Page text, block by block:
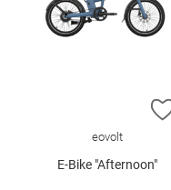
eovolt
E-Bike "Afternoon"